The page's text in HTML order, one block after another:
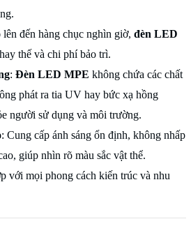
đến hàng chục nghìn giờ, đèn LED
thế và chi phí bảo trì.
: Đèn LED MPE không chứa các chất
phát ra tia UV hay bức xạ hồng
người sử dụng và môi trường.
: Cung cấp ánh sáng ổn định, không nhấp
giúp nhìn rõ màu sắc vật thể.
với mọi phong cách kiến trúc và nhu